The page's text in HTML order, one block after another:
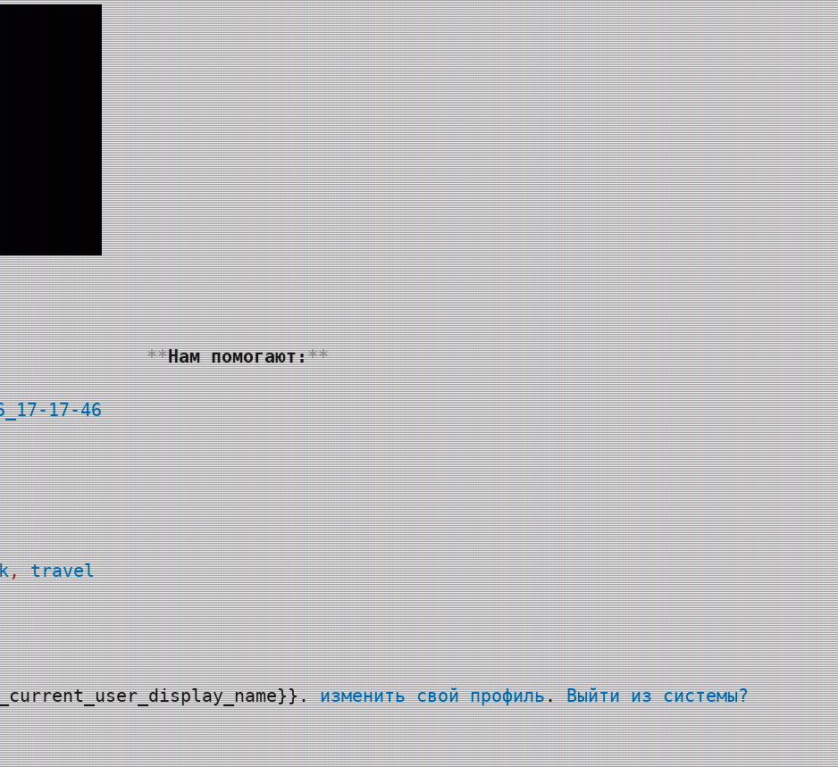
Нам помогают:
, travel
изменить свой профиль.Выйти из системы?